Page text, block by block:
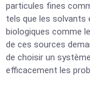
particules fines
tels que les solvants
biologiques comme
de ces sources
de choisir un
efficacement les